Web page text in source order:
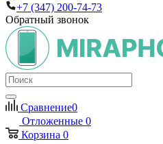
+7 (347) 200-74-73
Обратный звонок
Сравнение0
Отложенные 0
Корзина 0